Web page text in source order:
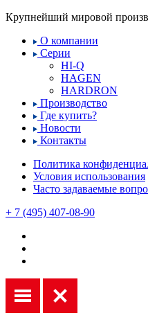
Крупнейший мировой
О компании
Серии
HI-Q
HAGEN
HARDRON
Производство
Где купить?
Новости
Контакты
Политика
Условия использования
Часто задаваемые
+ 7 (495) 407-08-90